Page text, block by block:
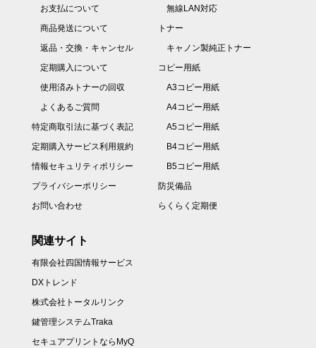
お支払について
商品発送について
返品・交換・キャンセル
定期購入について
使用済みトナーの回収
よくあるご質問
特定商取引法に基づく表記
定期購入サービス利用規約
情報セキュリティポリシー
プライバシーポリシー
お問い合わせ
無線LAN対応
トナー
キャノン製純正トナー
コピー用紙
A3コピー用紙
A4コピー用紙
A5コピー用紙
B4コピー用紙
B5コピー用紙
防災備品
らくらく定期便
関連サイト
有限会社四国情報サービス
DXトレンド
株式会社トータルリンク
鍵管理システムTraka
セキュアプリントならMyQ